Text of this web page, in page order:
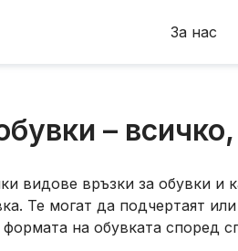
За нас
–
видове връзки за обувки и
Те могат да подчертаят
на обувката според